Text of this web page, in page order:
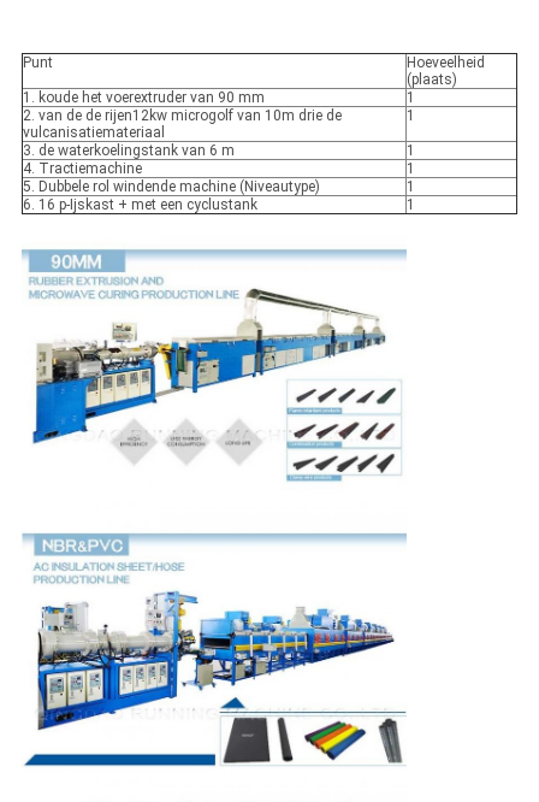
Punt
Hoeveelheid
(plaats)
1. koude het voerextruder van 90 mm
1
2. van de de rijen12kw microgolf van 10m drie de
vulcanisatiemateriaal
1
3. de waterkoelingstank van 6 m
1
4. Tractiemachine
1
5. Dubbele rol windende machine (Niveautype)
1
6. 16 p-Ijskast + met een cyclustank
1